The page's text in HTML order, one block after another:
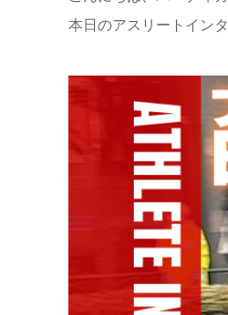
本日のアスリートイン